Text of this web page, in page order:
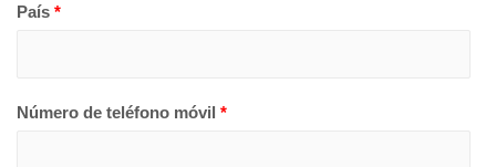
País *
Número de teléfono móvil *